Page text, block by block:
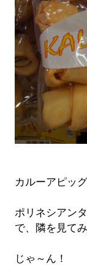
カルーアピッ
ポリネシアン
で、隣を見て
じゃ～ん！